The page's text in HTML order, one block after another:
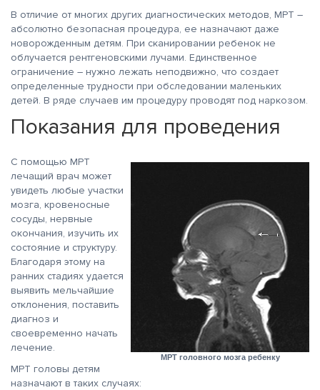
В отличие от многих других диагностических методов, МРТ –
абсолютно безопасная процедура, ее назначают даже
новорожденным детям. При сканировании ребенок не
облучается рентгеновскими лучами. Единственное
ограничение – нужно лежать неподвижно, что создает
определенные трудности при обследовании маленьких
детей. В ряде случаев им процедуру проводят под наркозом.
Показания для проведения
МРТ головного мозга ребенку
С помощью МРТ
лечащий врач может
увидеть любые участки
мозга, кровеносные
сосуды, нервные
окончания, изучить их
состояние и структуру.
Благодаря этому на
ранних стадиях удается
выявить мельчайшие
отклонения, поставить
диагноз и
своевременно начать
лечение.
МРТ головы детям
назначают в таких случаях: